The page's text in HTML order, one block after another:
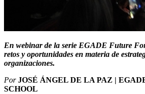
En webinar de la serie EGADE Future
retos y oportunidades en materia de
organizaciones.
PorJOSÉ ÁNGEL DE LA PAZ |
SCHOOL